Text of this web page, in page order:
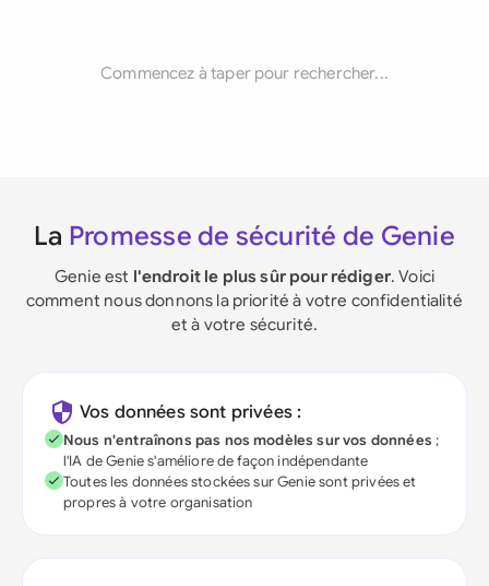
Commencez à taper pour rechercher...
La Promesse de sécurité de Genie
Genie est l'endroit le plus sûr pour rédiger. Voici
comment nous donnons la priorité à votre confidentialité
et à votre sécurité.
Vos données sont privées :
Nous n'entraînons pas nos modèles sur vos données ;
l'IA de Genie s'améliore de façon indépendante
Toutes les données stockées sur Genie sont privées et
propres à votre organisation